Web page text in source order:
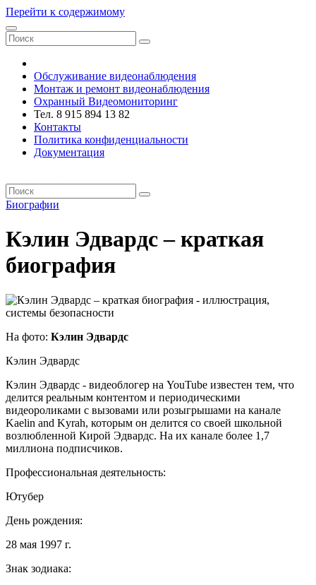
Перейти к содержимому
Обслуживание видеонаблюдения
Монтаж и ремонт видеонаблюдения
Охранный Видеомониторинг
Тел. 8 915 894 13 82
Контакты
Политика конфиденциальности
Документация
Биографии
Кэлин Эдвардс – краткая
биография
На фото: Кэлин Эдвардс
Кэлин Эдвардс
Кэлин Эдвардс - видеоблогер на YouTube известен тем, что
делится реальным контентом и периодическими
видеороликами с вызовами или розыгрышами на канале
Kaelin and Kyrah, которым он делится со своей школьной
возлюбленной Кирой Эдвардс. На их канале более 1,7
миллиона подписчиков.
Профессиональная деятельность:
Ютубер
День рождения:
28 мая 1997 г.
Знак зодиака: